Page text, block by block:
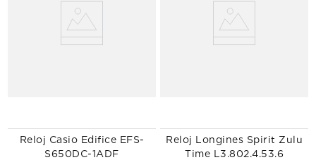
Reloj Casio Edifice EFS-
S650DC-1ADF
Reloj Longines Spirit Zulu
Time L3.802.4.53.6